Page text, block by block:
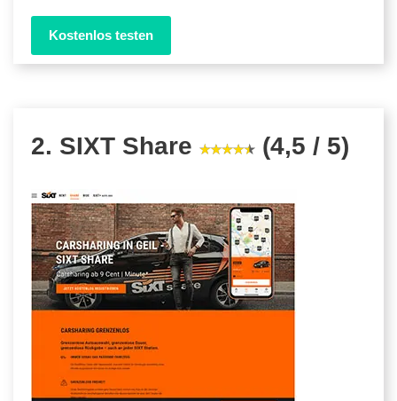
Kostenlos testen
2. SIXT Share (4,5 / 5)